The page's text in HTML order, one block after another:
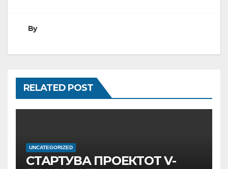
By
RELATED POST
UNCATEGORIZED
СТАРТУВА ПРОЕКТОТ V-